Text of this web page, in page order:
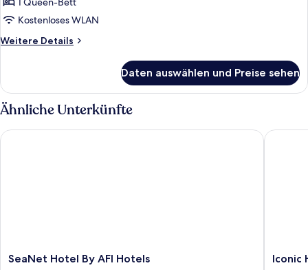
Kostenloses WLAN
Weitere Details
Weitere
Room
Daten auswählen und Preise sehen
Ähnliche Unterkünfte
SeaNet
SeaNet Hotel By AFI Hotels
SeaNet Hotel By AFI Hotels
Iconic
Iconic
Iconic